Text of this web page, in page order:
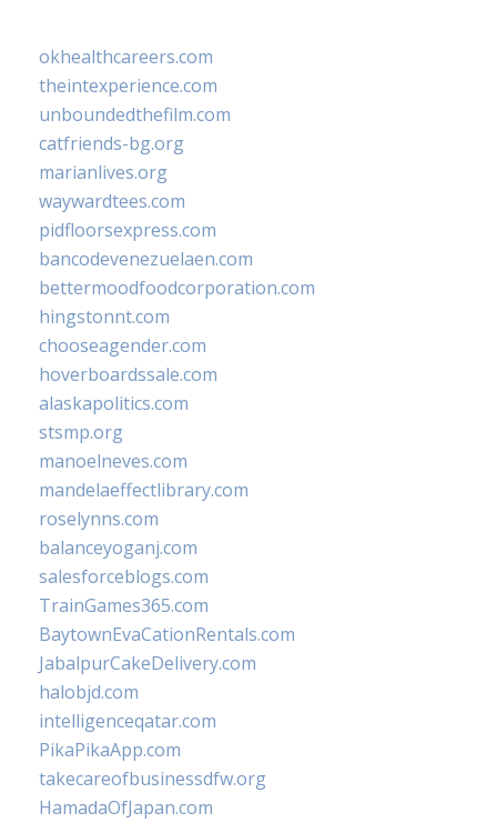
okhealthcareers.com
theintexperience.com
unboundedthefilm.com
catfriends-bg.org
marianlives.org
waywardtees.com
pidfloorsexpress.com
bancodevenezuelaen.com
bettermoodfoodcorporation.com
hingstonnt.com
chooseagender.com
hoverboardssale.com
alaskapolitics.com
stsmp.org
manoelneves.com
mandelaeffectlibrary.com
roselynns.com
balanceyoganj.com
salesforceblogs.com
TrainGames365.com
BaytownEvaCationRentals.com
JabalpurCakeDelivery.com
halobjd.com
intelligenceqatar.com
PikaPikaApp.com
takecareofbusinessdfw.org
HamadaOfJapan.com